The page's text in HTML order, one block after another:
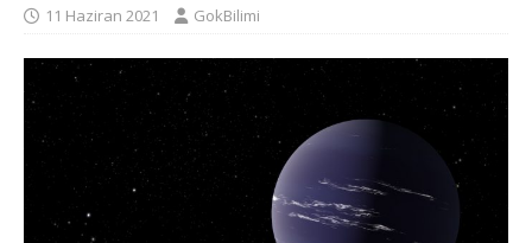
11 Haziran 2021 GokBilimi